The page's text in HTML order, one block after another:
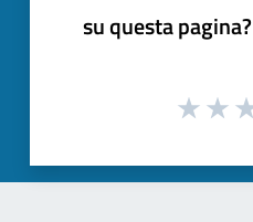
su questa pagina?